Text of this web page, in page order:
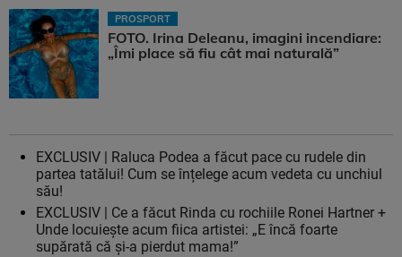
PROSPORT
FOTO. Irina Deleanu, imagini incendiare:
„Îmi place să fiu cât mai naturală”
EXCLUSIV | Raluca Podea a făcut pace cu rudele din
partea tatălui! Cum se înțelege acum vedeta cu unchiul
său!
EXCLUSIV | Ce a făcut Rinda cu rochiile Ronei Hartner +
Unde locuiește acum fiica artistei: „E încă foarte
supărată că și-a pierdut mama!”